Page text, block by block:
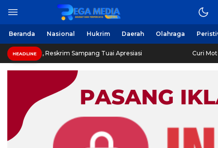
Beranda Nasional Hukrim Daerah Olahraga
HEADLINE
Reskrim Sampang Tuai Apresiasi Curi Motor! Dua